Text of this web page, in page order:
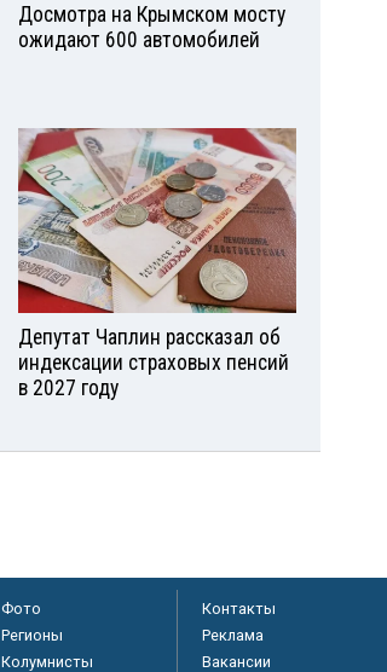
Досмотра на Крымском мосту
ожидают 600 автомобилей
Депутат Чаплин рассказал об
индексации страховых пенсий
в 2027 году
Фото
Регионы
Колумнисты
Контакты
Реклама
Вакансии